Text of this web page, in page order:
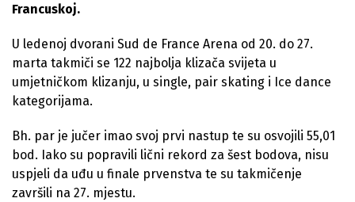
Francuskoj.
U ledenoj dvorani Sud de France Arena od 20. do 27.
marta takmiči se 122 najbolja klizača svijeta u
umjetničkom klizanju, u single, pair skating i Ice dance
kategorijama.
Bh. par je jučer imao svoj prvi nastup te su osvojili 55,01
bod. Iako su popravili lični rekord za šest bodova, nisu
uspjeli da uđu u finale prvenstva te su takmičenje
završili na 27. mjestu.